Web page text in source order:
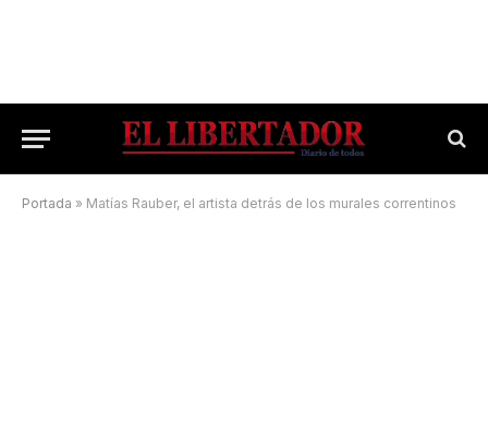
Portada » Matías Rauber, el artista detrás de los murales correntinos